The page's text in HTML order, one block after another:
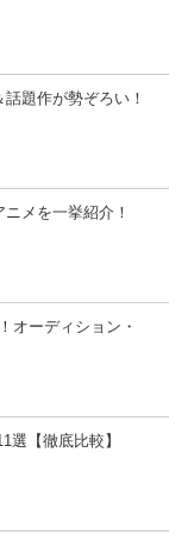
題作が勢ぞろい！
ニメを一挙紹介！
オーディション・
選【徹底比較】